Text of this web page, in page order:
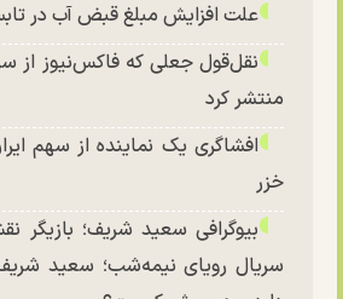
علت افزایش مبلغ قبض آب در
نقل‌قول جعلی که فاکس‌نیوز از
منتشر کرد
افشاگری یک نماینده از سهم
خزر
بیوگرافی سعید شریف؛ بازیگر
سریال رویای نیمه‌شب؛ سعید